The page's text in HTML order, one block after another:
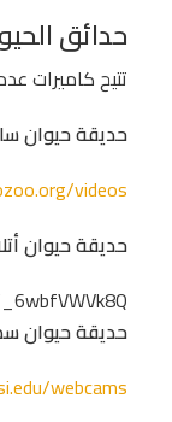
حدائق
تتيح كاميرات
حديقة حيوان
videos
حديقة حيوان
حديقة حيوان
webcams